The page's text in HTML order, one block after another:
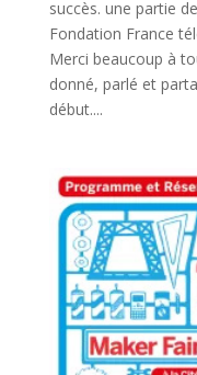
succès. une partie
Fondation France
Merci beaucoup à
donné, parlé et
début....